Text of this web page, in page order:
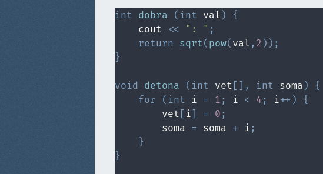
int dobra ( int val )
{
    cout
<< ": " ;
return sqrt( pow( val , 2 ) ) ;
}
void detona ( int vet , int soma )
{
for
( int i = 1 ; i < 4 ; i++ )
{
        vet
i = 0 ;
        soma
= soma + i ;
}
}